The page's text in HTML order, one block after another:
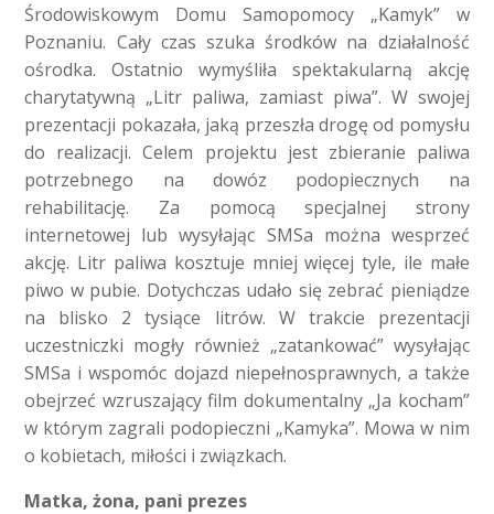
Środowiskowym Domu Samopomocy „Kamyk” w
Poznaniu. Cały czas szuka środków na działalność
ośrodka. Ostatnio wymyśliła spektakularną akcję
charytatywną „Litr paliwa, zamiast piwa”. W swojej
prezentacji pokazała, jaką przeszła drogę od pomysłu
do realizacji. Celem projektu jest zbieranie paliwa
potrzebnego na dowóz podopiecznych na
rehabilitację. Za pomocą specjalnej strony
internetowej lub wysyłając SMSa można wesprzeć
akcję. Litr paliwa kosztuje mniej więcej tyle, ile małe
piwo w pubie. Dotychczas udało się zebrać pieniądze
na blisko 2 tysiące litrów. W trakcie prezentacji
uczestniczki mogły również „zatankować” wysyłając
SMSa i wspomóc dojazd niepełnosprawnych, a także
obejrzeć wzruszający film dokumentalny „Ja kocham”
w którym zagrali podopieczni „Kamyka”. Mowa w nim
o kobietach, miłości i związkach.
Matka, żona, pani prezes